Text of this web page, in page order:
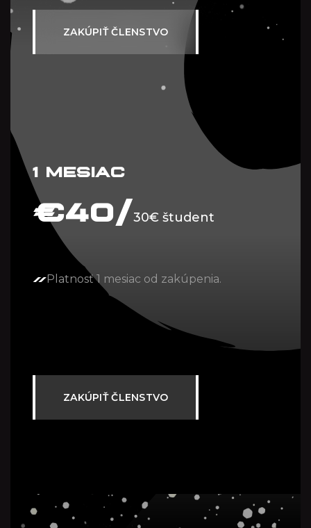
ZAKÚPIŤ ČLENSTVO
1 MESIAC
€40/30€ študent
Platnosť 1 mesiac od zakúpenia.
ZAKÚPIŤ ČLENSTVO